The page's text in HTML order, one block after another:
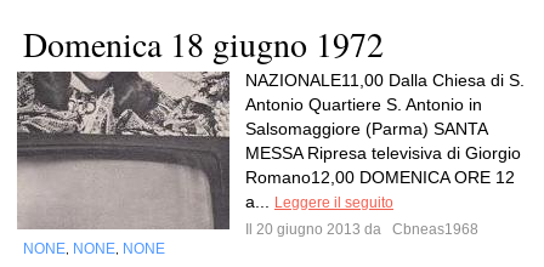
Domenica 18 giugno 1972
NAZIONALE11,00 Dalla Chiesa di S.
Antonio Quartiere S. Antonio in
Salsomaggiore (Parma) SANTA
MESSA Ripresa televisiva di Giorgio
Romano12,00 DOMENICA ORE 12
a...
Leggere il seguito
Il 20 giugno 2013 da
Cbneas1968
NONE NONE NONE